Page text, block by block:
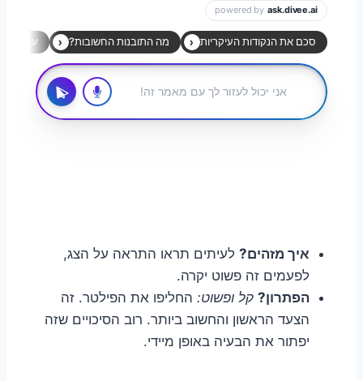
איך מזהים? לעיתים תראו התראה על הצג,
לפעמים זה פשוט יקרה.
הפתרון? קל ופשוט: החליפו את הפילטר. זה
הצעד הראשון והחשוב ביותר. רוב הסיכויים שזה
יפתור את הבעיה באופן מיידי.